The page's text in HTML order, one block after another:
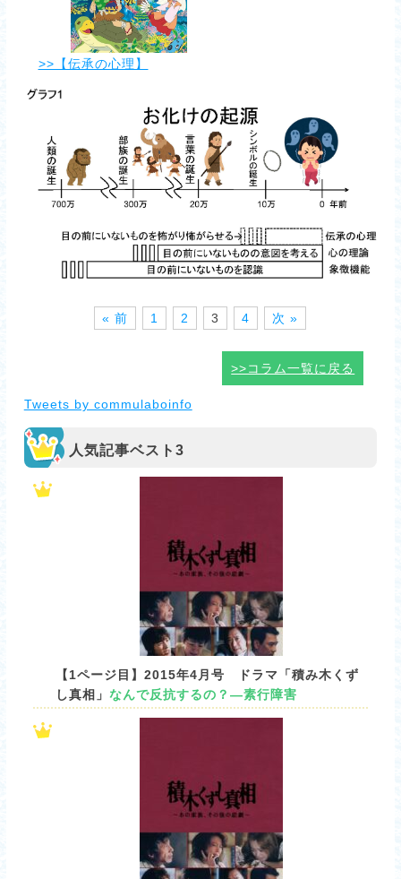
>>【伝承の心理】
« 前 1 2 3 4 次 »
>>コラム一覧に戻る
Tweets by commulaboinfo
人気記事ベスト3
【1ページ目】2015年4月号 ドラマ「積み木くず
し真相」 なんで反抗するの？―素行障害